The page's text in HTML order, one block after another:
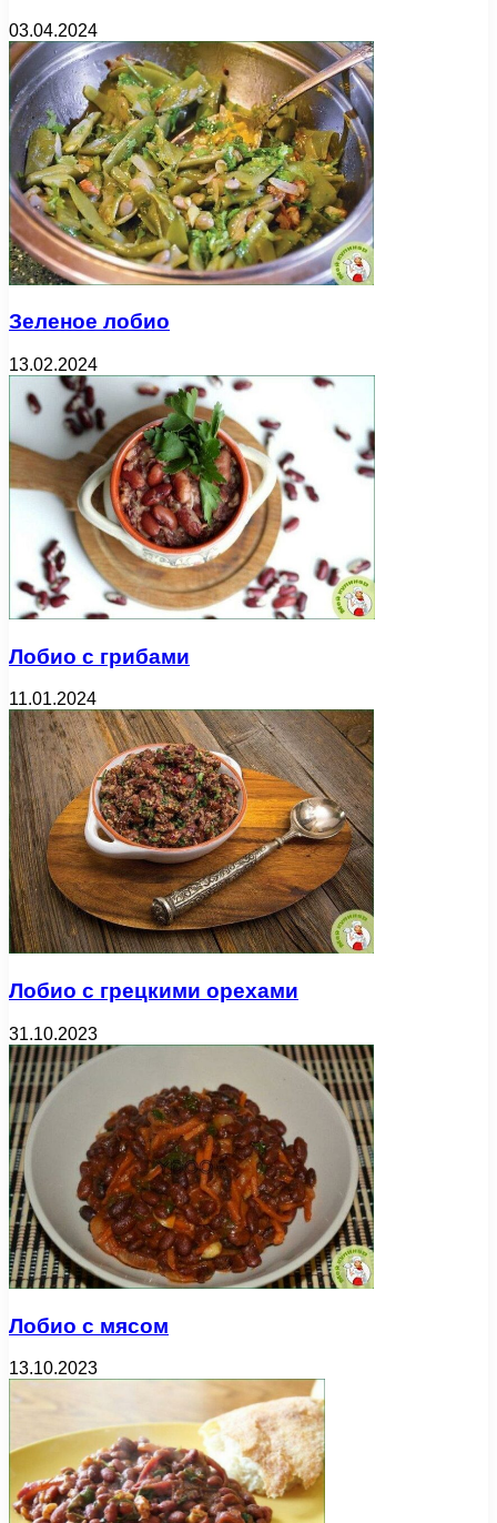
03.04.2024
Зеленое лобио
13.02.2024
Лобио с грибами
11.01.2024
Лобио с грецкими орехами
31.10.2023
Лобио с мясом
13.10.2023